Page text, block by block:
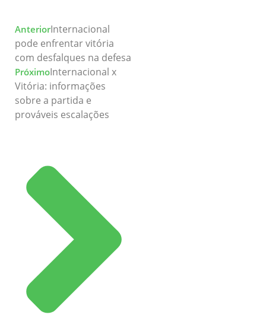
AnteriorInternacional
pode enfrentar vitória
com desfalques na defesa
PróximoInternacional x
Vitória: informações
sobre a partida e
prováveis escalações